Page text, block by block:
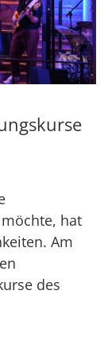
hat
Am
des